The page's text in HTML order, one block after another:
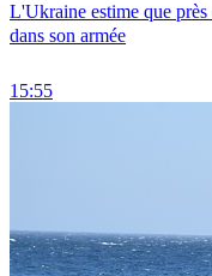
L'Ukraine estime que
dans son armée
15:55